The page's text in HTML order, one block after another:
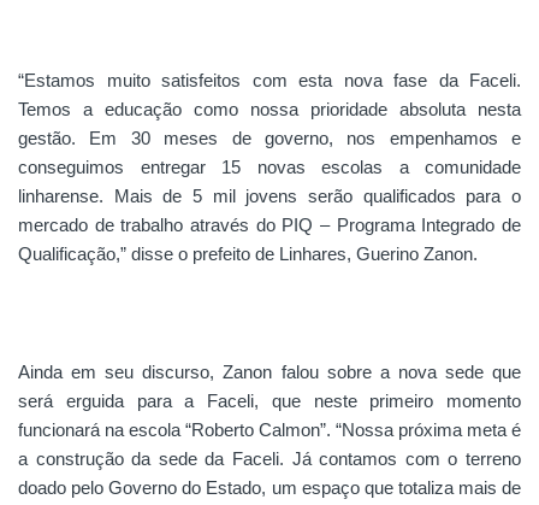
“Estamos muito satisfeitos com esta nova fase da Faceli.
Temos a educação como nossa prioridade absoluta nesta
gestão. Em 30 meses de governo, nos empenhamos e
conseguimos entregar 15 novas escolas a comunidade
linharense. Mais de 5 mil jovens serão qualificados para o
mercado de trabalho através do PIQ – Programa Integrado de
Qualificação,” disse o prefeito de Linhares, Guerino Zanon.
Ainda em seu discurso, Zanon falou sobre a nova sede que
será erguida para a Faceli, que neste primeiro momento
funcionará na escola “Roberto Calmon”. “Nossa próxima meta é
a construção da sede da Faceli. Já contamos com o terreno
doado pelo Governo do Estado, um espaço que totaliza mais de